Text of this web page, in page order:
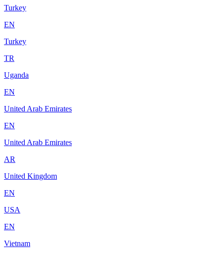
Turkey
EN
Turkey
TR
Uganda
EN
United Arab Emirates
EN
United Arab Emirates
AR
United Kingdom
EN
USA
EN
Vietnam